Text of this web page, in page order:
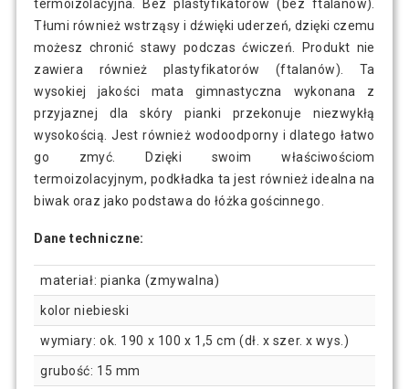
termoizolacyjna. Bez plastyfikatorów (bez ftalanów).
Tłumi również wstrząsy i dźwięki uderzeń, dzięki czemu
możesz chronić stawy podczas ćwiczeń. Produkt nie
zawiera również plastyfikatorów (ftalanów). Ta
wysokiej jakości mata gimnastyczna wykonana z
przyjaznej dla skóry pianki przekonuje niezwykłą
wysokością. Jest również wodoodporny i dlatego łatwo
go zmyć. Dzięki swoim właściwościom
termoizolacyjnym, podkładka ta jest również idealna na
biwak oraz jako podstawa do łóżka gościnnego.
Dane techniczne:
materiał: pianka (zmywalna)
kolor niebieski
wymiary: ok. 190 x 100 x 1,5 cm (dł. x szer. x wys.)
grubość: 15 mm